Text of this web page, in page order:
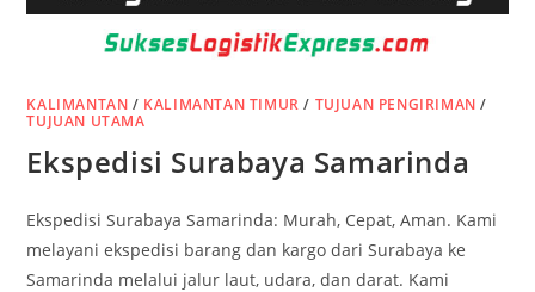
KALIMANTAN / KALIMANTAN TIMUR / TUJUAN PENGIRIMAN /
TUJUAN UTAMA
Ekspedisi Surabaya Samarinda
Ekspedisi Surabaya Samarinda: Murah, Cepat, Aman. Kami
melayani ekspedisi barang dan kargo dari Surabaya ke
Samarinda melalui jalur laut, udara, dan darat. Kami